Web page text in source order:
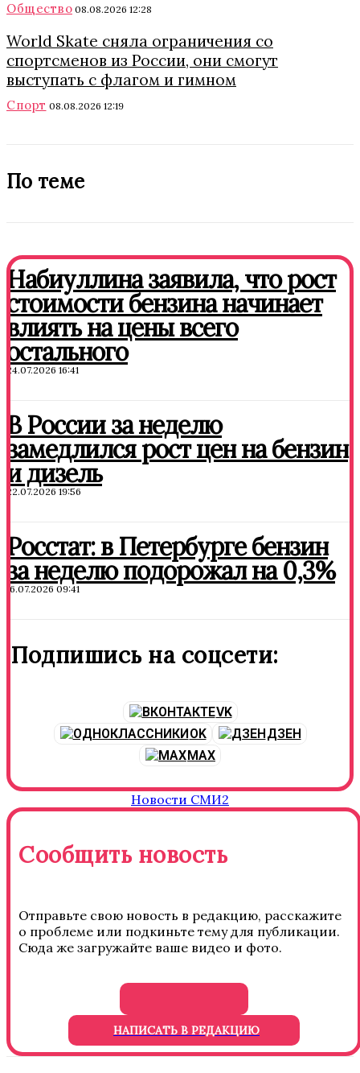
Общество 08.08.2026 12:28
World Skate сняла ограничения со
спортсменов из России, они смогут
выступать с флагом и гимном
Спорт 08.08.2026 12:19
По теме
Набиуллина заявила, что рост
стоимости бензина начинает
влиять на цены всего
остального
24.07.2026 16:41
В России за неделю
замедлился рост цен на бензин
и дизель
22.07.2026 19:56
Росстат: в Петербурге бензин
за неделю подорожал на 0,3%
16.07.2026 09:41
Подпишись на соцсети:
VK
OK
ДЗЕН
MAX
Новости СМИ2
Сообщить новость
Отправьте свою новость в редакцию, расскажите
о проблеме или подкиньте тему для публикации.
Сюда же загружайте ваше видео и фото.
НАПИСАТЬ В РЕДАКЦИЮ